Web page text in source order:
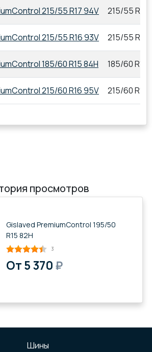
215/55 R17 94V 215/55 R17
215/55 R16 93V 215/55 R16
185/60 R15 84H 185/60 R15
215/60 R16 95V 215/60 R16
просмотров
Gislaved PremiumControl 195/50
R15 82H
3
От 5 370₽
Шины